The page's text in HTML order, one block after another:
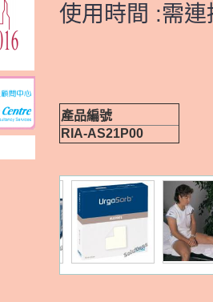
使用時間 :需
產品編號
RIA-AS21P00